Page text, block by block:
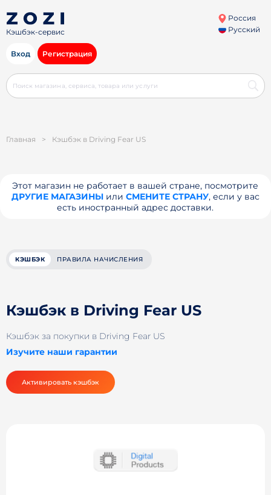
Кэшбэк-сервис
Россия
Русский
Вход Регистрация
Главная > Кэшбэк в Driving Fear US
Этот магазин не работает в вашей стране, посмотрите
ДРУГИЕ МАГАЗИНЫили СМЕНИТЕ СТРАНУ, если у вас
есть иностранный адрес доставки.
КЭШБЭК ПРАВИЛА НАЧИСЛЕНИЯ
Кэшбэк в Driving Fear US
Кэшбэк за покупки в Driving Fear US
Изучите наши гарантии
Активировать кэшбэк